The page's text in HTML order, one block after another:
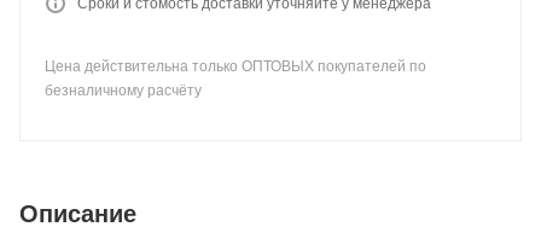
Сроки и стомость доставки уточняйте у менеджера
Цена действительна только ОПТОВЫХ покупателей по
безналичному расчёту
Описание